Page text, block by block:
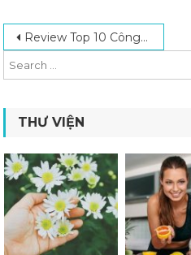
Post navigation
Review Top 10 Công Ty Vận Chuyển Việt Trung Uy Tín Chất Lượng Nhất Năm 2024
THƯ VIỆN